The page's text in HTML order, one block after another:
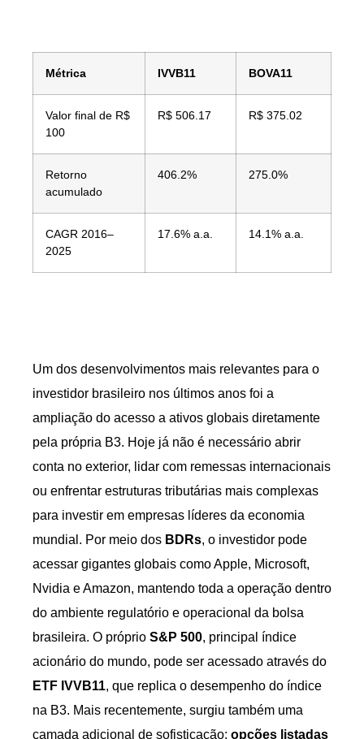
Métrica IVVB11 BOVA11
Valor final de R$
100
R$ 506.17 R$ 375.02
Retorno
acumulado
406.2% 275.0%
CAGR 2016–
2025
17.6% a.a. 14.1% a.a.
Um dos desenvolvimentos mais relevantes para o
investidor brasileiro nos últimos anos foi a
ampliação do acesso a ativos globais diretamente
pela própria B3. Hoje já não é necessário abrir
conta no exterior, lidar com remessas internacionais
ou enfrentar estruturas tributárias mais complexas
para investir em empresas líderes da economia
mundial. Por meio dos BDRs, o investidor pode
acessar gigantes globais como Apple, Microsoft,
Nvidia e Amazon, mantendo toda a operação dentro
do ambiente regulatório e operacional da bolsa
brasileira. O próprio S&P 500, principal índice
acionário do mundo, pode ser acessado através do
ETF IVVB11, que replica o desempenho do índice
na B3. Mais recentemente, surgiu também uma
camada adicional de sofisticação: opções listadas